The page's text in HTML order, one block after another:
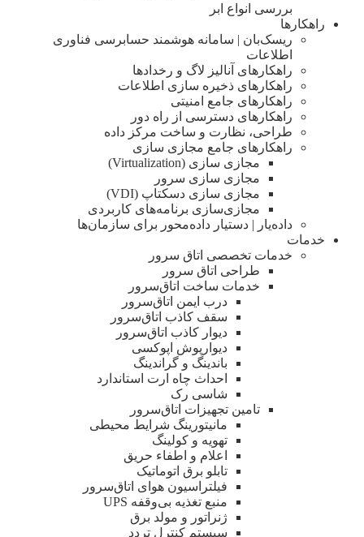
بررسی انواع ابر
راهکارها
ریسک‌بان | سامانه هوشمند حسابرسی فناوری
اطلاعات
راهکارهای آنالیز لاگ و رخدادها
راهکارهای ذخیره سازی اطلاعات
راهکارهای جامع امنیتی
راهکارهای دسترسی از راه دور
طراحی، نظارت و ساخت مرکز داده
راهکارهای جامع مجازی سازی
مجازی سازی (Virtualization)
مجازی‌ سازی سرور
مجازی‌ سازی دسکتاپ (VDI)
مجازی‌سازی برنامه‌های کاربردی
داده‌یار | دستیار داده‌محور برای سازمان‌ها
خدمات
خدمات تخصصی اتاق سرور
طراحی اتاق‌ سرور
خدمات ساخت اتاق‌سرور
درب ایمن اتاق‌سرور
سقف کاذب اتاق‌سرور
دیوار کاذب اتاق‌سرور
دیوار‌پوش اپوکسی
باندینگ و گراندینگ
احداث چاه ارت استاندارد
شاسی رک
تامین تجهیزات اتاق‌سرور
مانیتورینگ شرایط محیطی
تهویه و کولینگ
اعلام و اطفاء حریق
تابلو برق اتوماتیک
فیلتراسیون هوای اتاق‌سرور
منبع تغذیه بی‌وقفه ‌UPS
ژنراتور و مولد برق
سیستم کنترل تردد